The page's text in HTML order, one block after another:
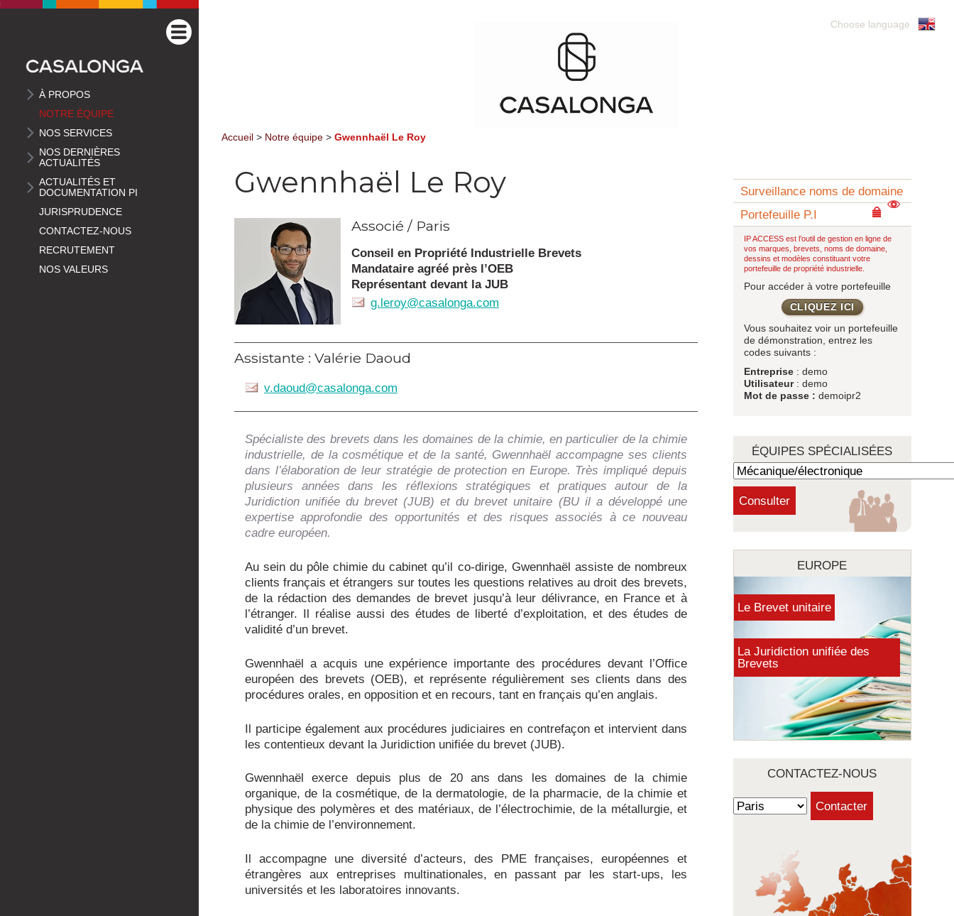
À PROPOS
NOTRE ÉQUIPE
NOS SERVICES
NOS DERNIÈRES
ACTUALITÉS
ACTUALITÉS ET
DOCUMENTATION PI
JURISPRUDENCE
CONTACTEZ-NOUS
RECRUTEMENT
NOS VALEURS
Choose language
Accueil > Notre équipe > Gwennhaël Le Roy
Gwennhaël Le Roy
Associé / Paris
Conseil en Propriété Industrielle Brevets
Mandataire agréé près l’OEB
Représentant devant la JUB
g.leroy@casalonga.com
Assistante : Valérie Daoud
v.daoud@casalonga.com
Spécialiste des brevets dans les domaines de la chimie, en particulier de la chimie
industrielle, de la cosmétique et de la santé, Gwennhaël accompagne ses clients
dans l’élaboration de leur stratégie de protection en Europe. Très impliqué depuis
plusieurs années dans les réflexions stratégiques et pratiques autour de la
Juridiction unifiée du brevet (JUB) et du brevet unitaire (BU il a développé une
expertise approfondie des opportunités et des risques associés à ce nouveau
cadre européen.
Au sein du pôle chimie du cabinet qu’il co-dirige, Gwennhaël assiste de nombreux
clients français et étrangers sur toutes les questions relatives au droit des brevets,
de la rédaction des demandes de brevet jusqu’à leur délivrance, en France et à
l’étranger. Il réalise aussi des études de liberté d’exploitation, et des études de
validité d’un brevet.
Gwennhaël a acquis une expérience importante des procédures devant l’Office
européen des brevets (OEB), et représente régulièrement ses clients dans des
procédures orales, en opposition et en recours, tant en français qu’en anglais.
Il participe également aux procédures judiciaires en contrefaçon et intervient dans
les contentieux devant la Juridiction unifiée du brevet (JUB).
Gwennhaël exerce depuis plus de 20 ans dans les domaines de la chimie
organique, de la cosmétique, de la dermatologie, de la pharmacie, de la chimie et
physique des polymères et des matériaux, de l’électrochimie, de la métallurgie, et
de la chimie de l’environnement.
Il accompagne une diversité d’acteurs, des PME françaises, européennes et
étrangères aux entreprises multinationales, en passant par les start-ups, les
universités et les laboratoires innovants.
Surveillance noms de domaine
Portefeuille P.I
IP ACCESS est l’outil de gestion en ligne de
vos marques, brevets, noms de domaine,
dessins et modèles constituant votre
portefeuille de propriété industrielle.
Pour accéder à votre portefeuille
CLIQUEZ ICI
Vous souhaitez voir un portefeuille
de démonstration, entrez les
codes suivants :
Entreprise: demo
Utilisateur: demo
Mot de passe : demoipr2
ÉQUIPES SPÉCIALISÉES
EUROPE
Le Brevet unitaire
La Juridiction unifiée des
Brevets
CONTACTEZ-NOUS